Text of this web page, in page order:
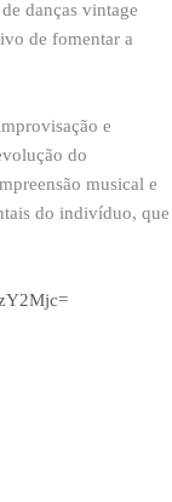
danças vintage
de fomentar a
e
do
musical e
do indivíduo, que